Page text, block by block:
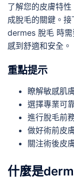
了解您的皮膚特
成脫毛的關鍵。
dermes 脫毛 時
感到舒適和安全。
重點提示
瞭解敏感肌
選擇專業可
進行脫毛前
做好術前皮
關注術後皮
什麼是